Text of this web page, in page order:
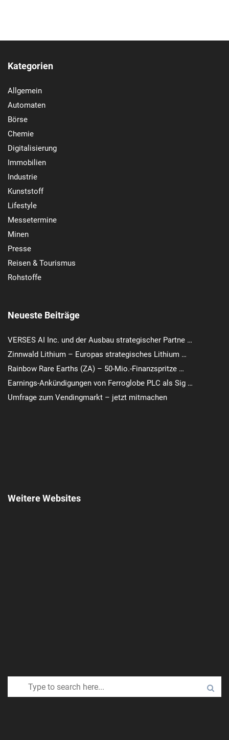
Kategorien
Allgemein
Automaten
Börse
Chemie
Digitalisierung
Immobilien
Industrie
Kunststoff
Lifestyle
Messetermine
Minen
Presse
Reisen & Tourismus
Rohstoffe
Neueste Beiträge
VERSES AI Inc. und der Ausbau strategischer Partne …
Zinnwald Lithium – Europas strategisches Lithium …
Rainbow Rare Earths (ZA) – 50-Mio.-Finanzspritze …
Earnings-Ankündigungen von Ferroglobe PLC als Sig …
Umfrage zum Vendingmarkt – jetzt mitmachen
Weitere Websites